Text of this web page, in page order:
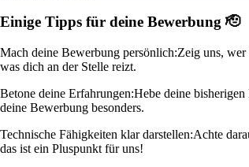
Einige Tipps für deine Bewerbung 🫡
Mach deine Bewerbung persönlich:Zeig uns,
was dich an der Stelle reizt.
Betone deine Erfahrungen:Hebe deine
deine Bewerbung besonders.
Technische Fähigkeiten klar darstellen:Achte
das ist ein Pluspunkt für uns!